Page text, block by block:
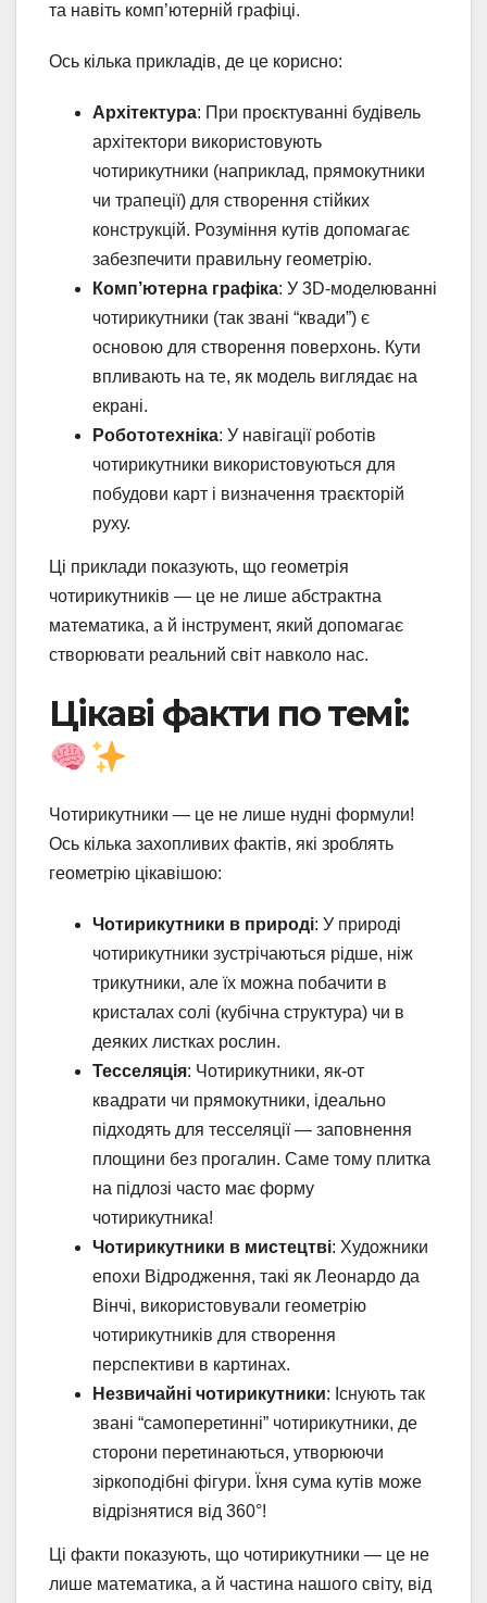
та навіть комп’ютерній графіці.
Ось кілька прикладів, де це корисно:
Архітектура: При проєктуванні будівель
архітектори використовують
чотирикутники (наприклад, прямокутники
чи трапеції) для створення стійких
конструкцій. Розуміння кутів допомагає
забезпечити правильну геометрію.
Комп’ютерна графіка: У 3D-моделюванні
чотирикутники (так звані “квади”) є
основою для створення поверхонь. Кути
впливають на те, як модель виглядає на
екрані.
Робототехніка: У навігації роботів
чотирикутники використовуються для
побудови карт і визначення траєкторій
руху.
Ці приклади показують, що геометрія
чотирикутників — це не лише абстрактна
математика, а й інструмент, який допомагає
створювати реальний світ навколо нас.
Цікаві факти по темі:
Чотирикутники — це не лише нудні формули!
Ось кілька захопливих фактів, які зроблять
геометрію цікавішою:
Чотирикутники в природі: У природі
чотирикутники зустрічаються рідше, ніж
трикутники, але їх можна побачити в
кристалах солі (кубічна структура) чи в
деяких листках рослин.
Тесселяція: Чотирикутники, як-от
квадрати чи прямокутники, ідеально
підходять для тесселяції — заповнення
площини без прогалин. Саме тому плитка
на підлозі часто має форму
чотирикутника!
Чотирикутники в мистецтві: Художники
епохи Відродження, такі як Леонардо да
Вінчі, використовували геометрію
чотирикутників для створення
перспективи в картинах.
Незвичайні чотирикутники: Існують так
звані “самоперетинні” чотирикутники, де
сторони перетинаються, утворюючи
зіркоподібні фігури. Їхня сума кутів може
відрізнятися від 360°!
Ці факти показують, що чотирикутники — це не
лише математика, а й частина нашого світу, від